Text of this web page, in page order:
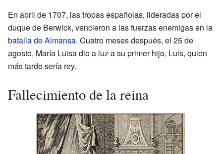
En abril de 1707, las tropas españolas, lideradas por el
duque de Berwick, vencieron a las fuerzas enemigas en la
batalla de Almansa. Cuatro meses después, el 25 de
agosto, María Luisa dio a luz a su primer hijo, Luis, quien
más tarde sería rey.
Fallecimiento de la reina